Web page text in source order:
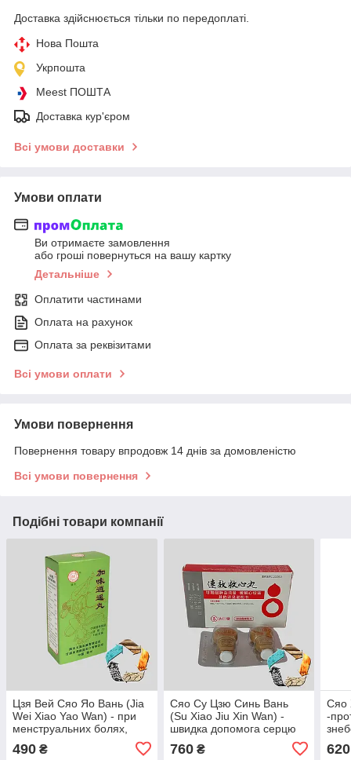
Доставка здійснюється тільки по передоплаті.
Нова Пошта
Укрпошта
Meest ПОШТА
Доставка кур'єром
Всі умови доставки
Умови оплати
Ви отримаєте замовлення
або гроші повернуться на вашу картку
Детальніше
Оплатити частинами
Оплата на рахунок
Оплата за реквізитами
Всі умови оплати
Умови повернення
Повернення товару впродовж 14 днів за домовленістю
Всі умови повернення
Подібні товари компанії
Цзя Вей Сяо Яо Вань (Jia
Wei Xiao Yao Wan) - при
менструальних болях,
490 ₴
Сяо Су Цзю Синь Вань
(Su Xiao Jiu Xin Wan) -
швидка допомога серцю
760₴
Сяо
-
620